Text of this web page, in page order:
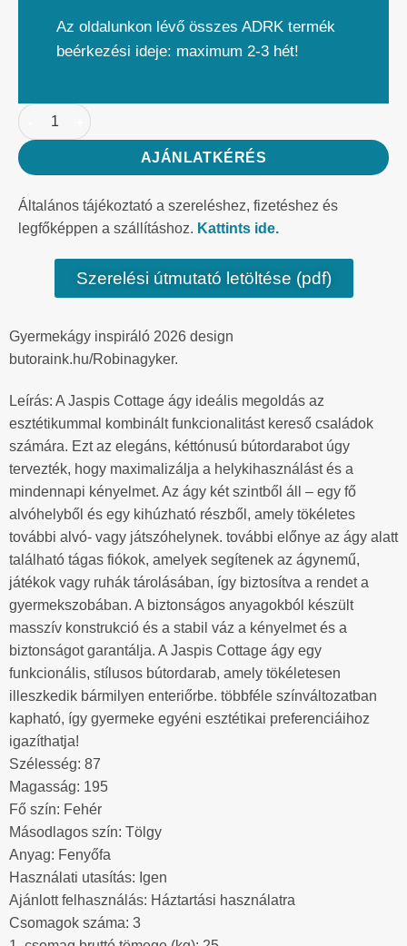
Az oldalunkon lévő összes ADRK termék
beérkezési ideje: maximum 2-3 hét!
AJÁNLATKÉRÉS
Általános tájékoztató a szereléshez, fizetéshez és
legfőképpen a szállításhoz. Kattints ide.
Szerelési útmutató letöltése (pdf)
Gyermekágy inspiráló 2026 design
butoraink.hu/Robinagyker.
Leírás: A Jaspis Cottage ágy ideális megoldás az
esztétikummal kombinált funkcionalitást kereső családok
számára. Ezt az elegáns, kéttónusú bútordarabot úgy
tervezték, hogy maximalizálja a helykihasználást és a
mindennapi kényelmet. Az ágy két szintből áll – egy fő
alvóhelyből és egy kihúzható részből, amely tökéletes
további alvó- vagy játszóhelynek. további előnye az ágy alatt
található tágas fiókok, amelyek segítenek az ágynemű,
játékok vagy ruhák tárolásában, így biztosítva a rendet a
gyermekszobában. A biztonságos anyagokból készült
masszív konstrukció és a stabil váz a kényelmet és a
biztonságot garantálja. A Jaspis Cottage ágy egy
funkcionális, stílusos bútordarab, amely tökéletesen
illeszkedik bármilyen enteriőrbe. többféle színváltozatban
kapható, így gyermeke egyéni esztétikai preferenciáihoz
igazíthatja!
Szélesség: 87
Magasság: 195
Fő szín: Fehér
Másodlagos szín: Tölgy
Anyag: Fenyőfa
Használati utasítás: Igen
Ajánlott felhasználás: Háztartási használatra
Csomagok száma: 3